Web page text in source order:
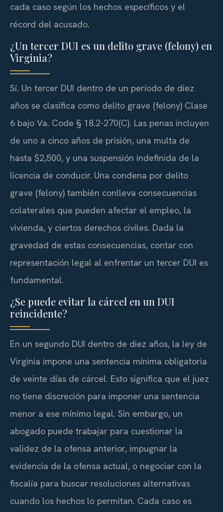
cada caso según los hechos específicos y el
récord del acusado.
¿Un tercer DUI es un delito grave (felony) en
Virginia?
Sí. Un tercer DUI dentro de un período de diez
años se clasifica como delito grave (felony) Clase
6 bajo Va. Code § 18.2-270(C). Las penas incluyen
de uno a cinco años de prisión, una multa de
hasta $2,500, y una suspensión indefinida de la
licencia de conducir. Una condena por delito
grave (felony) también conlleva consecuencias
colaterales que pueden afectar el empleo, la
vivienda, y ciertos derechos civiles. Dada la
gravedad de estas consecuencias, contar con
representación legal al enfrentar un tercer DUI es
fundamental.
¿Se puede evitar la cárcel en un DUI
reincidente?
En un segundo DUI dentro de diez años, la ley de
Virginia impone una sentencia mínima obligatoria
de veinte días de cárcel. Esto significa que el juez
no tiene discreción para imponer una sentencia
menor a ese mínimo legal. Sin embargo, un
abogado puede trabajar para cuestionar la
validez de la ofensa anterior, impugnar la
evidencia de la ofensa actual, o negociar con la
fiscalía para buscar resoluciones alternativas
cuando los hechos lo permitan. Cada caso es